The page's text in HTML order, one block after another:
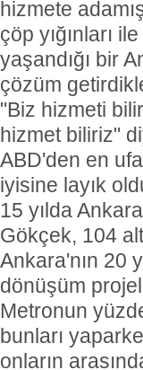
hizmete
çöp yığınları
yaşandığı bir
çözüm
"Biz hizmeti
hizmet biliriz"
ABD'den en
iyisine layık
15 yılda
Gökçek, 104
Ankara'nın 20
dönüşüm
Metronun
bunları
onların